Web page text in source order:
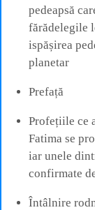
pedeapsă
fărădelegile
ispășirea
planetar
Prefață
Profețiile ce
Fatima se
iar unele
confirmate
Întâlnire